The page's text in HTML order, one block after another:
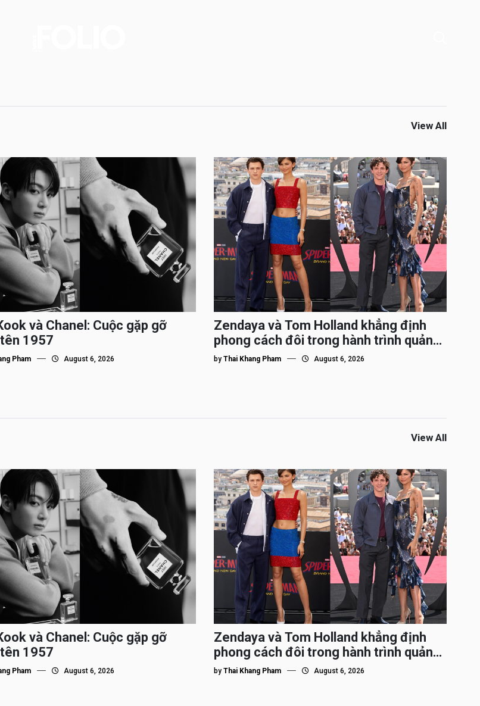
View All
và Chanel: Cuộc gặp gỡ
1957
Pham August 6, 2026
Zendaya và Tom Holland khẳng định
phong cách đôi trong hành trình quảng
bá Spider-Man
byThai Khang Pham August 6, 2026
View All
và Chanel: Cuộc gặp gỡ
1957
Pham August 6, 2026
Zendaya và Tom Holland khẳng định
phong cách đôi trong hành trình quảng
bá Spider-Man
byThai Khang Pham August 6, 2026